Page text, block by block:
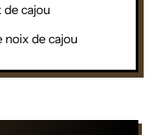
de cajou
noix de cajou